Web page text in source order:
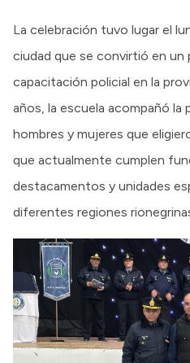
La celebración tuvo lugar el
ciudad que se convirtió en un
capacitación policial en la
años, la escuela acompañó la
hombres y mujeres que
que actualmente cumplen
destacamentos y unidades
diferentes regiones